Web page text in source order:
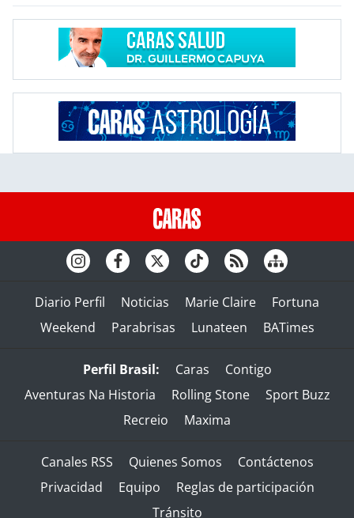
Diario Perfil Noticias Marie Claire
Fortuna
Weekend
Parabrisas Lunateen BATimes
Perfil Brasil: Caras
Contigo
Aventuras Na Historia
Rolling Stone
Sport Buzz
Recreio
Maxima
Canales RSS Quienes Somos
Contáctenos
Privacidad
Equipo
Reglas de participación
Tránsito